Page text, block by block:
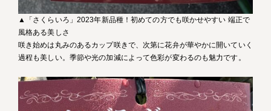
▲「さくらいろ」2023年新品種！初めての方でも咲かせやすい 端正で
風格ある美しさ
咲き始めは丸みのあるカップ咲きで、次第に花弁が華やかに開いていく
過程も美しい。季節や光の加減によって色彩が変わるのも魅力です。